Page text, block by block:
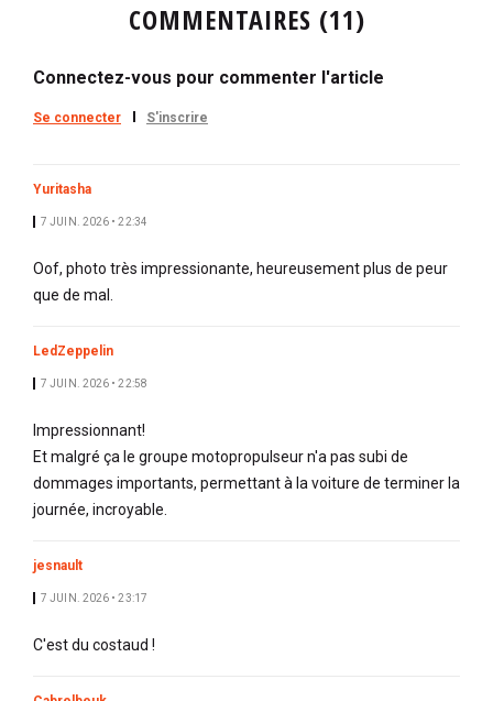
COMMENTAIRES (11)
Connectez-vous pour commenter l'article
Se connecter S'inscrire
Yuritasha
7 JUIN. 2026 • 22:34
Oof, photo très impressionante, heureusement plus de peur
que de mal.
LedZeppelin
7 JUIN. 2026 • 22:58
Impressionnant!
Et malgré ça le groupe motopropulseur n'a pas subi de
dommages importants, permettant à la voiture de terminer la
journée, incroyable.
jesnault
7 JUIN. 2026 • 23:17
C'est du costaud !